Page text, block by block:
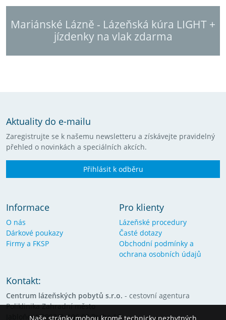
Mariánské Lázně - Lázeňská kúra LIGHT +
jízdenky na vlak zdarma
Aktuality do e-mailu
Zaregistrujte se k našemu newsletteru a získávejte pravidelný
přehled o novinkách a speciálních akcích.
Přihlásit k odběru
Informace
O nás
Dárkové poukazy
Firmy a FKSP
Pro klienty
Lázeňské procedury
Časté dotazy
Obchodní podmínky a
ochrana osobních údajů
Kontakt:
Centrum lázeňských pobytů s.r.o. - cestovní agentura
Poliklinika Zahradní město
Jabloňová 2992/8, 106 00 Praha 10